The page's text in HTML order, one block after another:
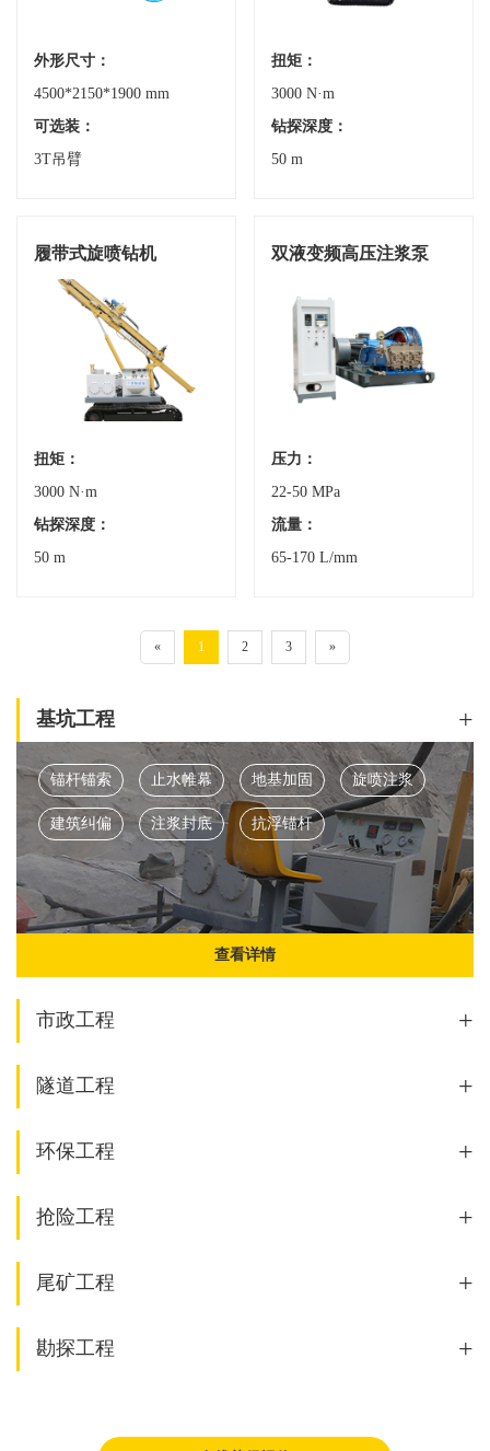
外形尺寸：
4500*2150*1900 mm
可选装：
3T吊臂
扭矩：
3000 N·m
钻探深度：
50 m
履带式旋喷钻机
扭矩：
3000 N·m
钻探深度：
50 m
双液变频高压注浆泵
压力：
22-50 MPa
流量：
65-170 L/mm
« 1 2 3 »
基坑工程 +
锚杆锚索 止水帷幕 地基加固 旋喷注浆
建筑纠偏 注浆封底 抗浮锚杆
查看详情
市政工程 +
隧道工程 +
环保工程 +
抢险工程 +
尾矿工程 +
勘探工程 +